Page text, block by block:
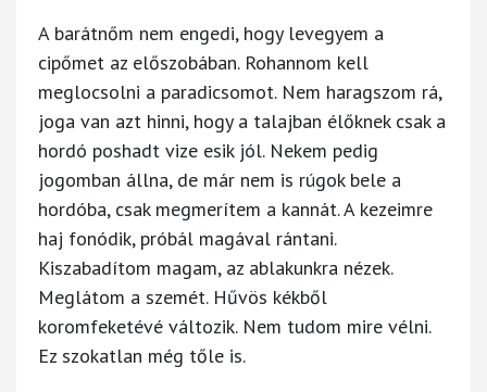
A barátnőm nem engedi, hogy levegyem a
cipőmet az előszobában. Rohannom kell
meglocsolni a paradicsomot. Nem haragszom rá,
joga van azt hinni, hogy a talajban élőknek csak a
hordó poshadt vize esik jól. Nekem pedig
jogomban állna, de már nem is rúgok bele a
hordóba, csak megmerítem a kannát. A kezeimre
haj fonódik, próbál magával rántani.
Kiszabadítom magam, az ablakunkra nézek.
Meglátom a szemét. Hűvös kékből
koromfeketévé változik. Nem tudom mire vélni.
Ez szokatlan még tőle is.